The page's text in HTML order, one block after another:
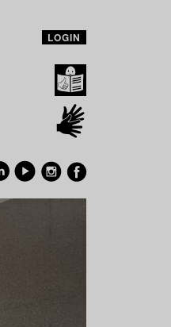
LOGIN